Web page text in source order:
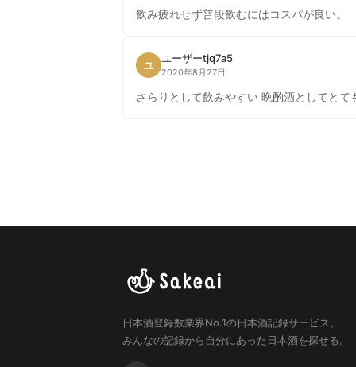
飲み疲れせず普段飲むにはコスパが良い。
ユ
ユーザーtjq7a5
2020年8月27日
さらりとして飲みやすい 晩酌酒としてとて
日本酒登録数業界No.1の日本酒記録サービス。
みんなの記録から自分にあった日本酒を探せる。